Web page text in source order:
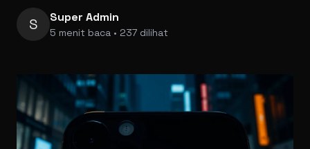
S Super Admin
5 menit baca • 237 dilihat